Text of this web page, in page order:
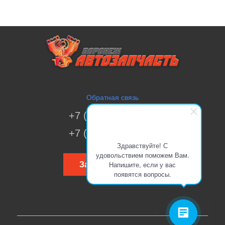
Здравствуйте! С
удовольствием поможем Вам.
Напишите, если у вас
появятся вопросы.
Обратная связь
+7 (473) 269-41-51
+7 (473) 200-70-00
Заказать звонок